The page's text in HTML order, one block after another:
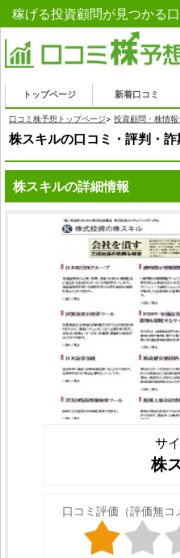
稼げる投資顧問が見つかる
トップページ 新着口コミ
口コミ株予想トップページ> 投資顧問・株情
株スキルの口コミ・評判・詐
株スキルの詳細情報
サ
株
口コミ評価（評価無コ